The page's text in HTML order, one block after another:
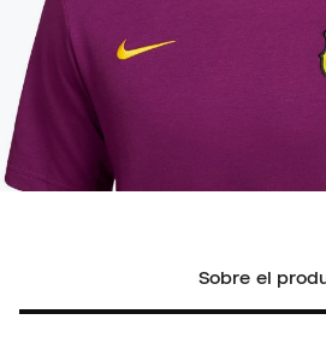
Sobre el